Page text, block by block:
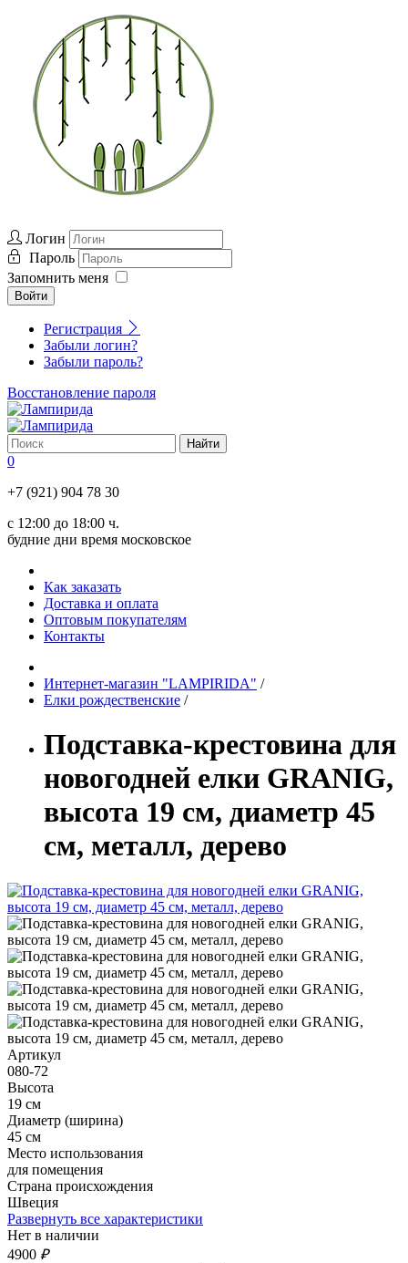
Логин
Пароль
Запомнить меня
Войти
Регистрация
Забыли логин?
Забыли пароль?
Восстановление пароля
0
+7 (921) 904 78 30
с 12:00 до 18:00 ч.
будние дни время московское
Как заказать
Доставка и оплата
Оптовым покупателям
Контакты
Интернет-магазин "LAMPIRIDA" /
Елки рождественские /
Подставка-крестовина для
новогодней елки GRANIG,
высота 19 см, диаметр 45
см, металл, дерево
Артикул
080-72
Высота
19 см
Диаметр (ширина)
45 см
Место использования
для помещения
Страна происхождения
Швеция
Развернуть все характеристики
Нет в наличии
4900 ₽